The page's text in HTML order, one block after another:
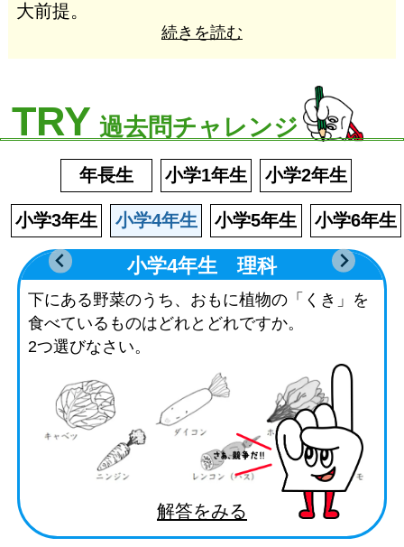
大前提。
続きを読む
TRY 過去問チャレンジ
年長生 小学1年生 小学2年生
小学3年生 小学4年生 小学5年生 小学6年生
小学4年生 理科
下にある野菜のうち、おもに植物の「くき」を
食べているものはどれとどれですか。
2つ選びなさい。
解答をみる